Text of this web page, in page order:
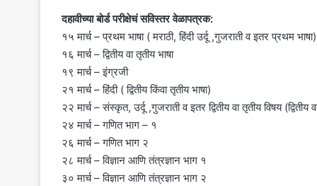
दहावीच्या बोर्ड परीक्षेचं सविस्तर वेळापत्रक:
१५ मार्च – प्रथम भाषा ( मराठी, हिंदी उर्दू ,गुजराती व इतर प्रथम भाषा)
१६ मार्च – द्वितीय वा तृतीय भाषा
१९ मार्च – इंग्रजी
२१ मार्च – हिंदी ( द्वितीय किंवा तृतीय भाषा)
२२ मार्च – संस्कृत, उर्दू ,गुजराती व इतर द्वितीय वा तृतीय विषय (द्वितीय
२४ मार्च – गणित भाग – १
२६ मार्च – गणित भाग २
२८ मार्च – विज्ञान आणि तंत्रज्ञान भाग १
३० मार्च – विज्ञान आणि तंत्रज्ञान भाग २